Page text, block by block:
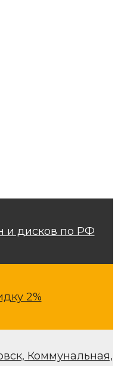
и дисков по РФ
2%
Коммунальная,